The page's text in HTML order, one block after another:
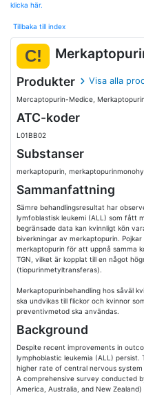
klicka här.
Tillbaka till index
C!
Produkter Visa alla
Mercaptopurin-Medice,
ATC-koder
L01BB02
Substanser
merkaptopurin,
Sammanfattning
Sämre behandlingsresultat har
lymfoblastisk leukemi (ALL) som fått
begränsade data kan kvinnligt kön
biverkningar av merkaptopurin.
merkaptopurin för att uppnå samma
TGN, vilket är kopplat till en något
(tiopurinmetyltransferas).
Merkaptopurinbehandling hos såväl
ska undvikas till flickor och kvinnor
preventivmetod ska användas.
Background
Despite recent improvements in
lymphoblastic leukemia (ALL) persist.
higher rate of central nervous
A comprehensive survey conducted
America, Australia, and New